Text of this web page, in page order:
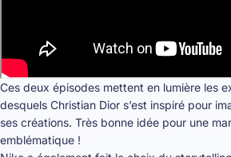
Ces deux épisodes mettent en lumière les
desquels Christian Dior s’est inspiré pour
ses créations. Très bonne idée pour une
emblématique !